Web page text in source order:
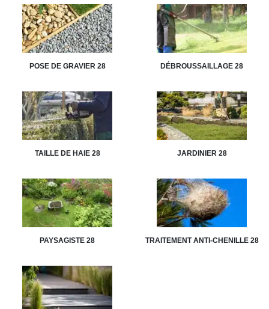
POSE DE GRAVIER 28 DÉBROUSSAILLAGE 28
TAILLE DE HAIE 28 JARDINIER 28
PAYSAGISTE 28 TRAITEMENT ANTI-CHENILLE 28